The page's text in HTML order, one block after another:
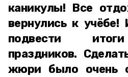
каникулы! Все
вернулись к
подвести
праздников.
жюри было очень